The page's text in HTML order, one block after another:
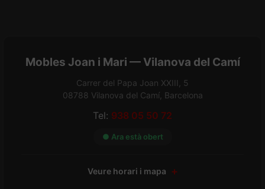
Mobles Joan i Mari — Vilanova del Camí
Carrer del Papa Joan XXIII, 5
08788 Vilanova del Camí, Barcelona
Tel: 938 05 50 72
● Ara està obert
Veure horari i mapa